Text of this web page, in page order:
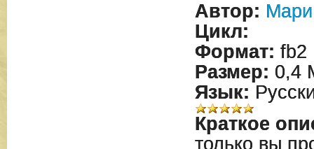
Автор:
Цикл:
Формат: fb2
Размер: 0,4
Язык:
Краткое
только вы